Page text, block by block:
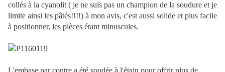
collés à la cyanolit ( je ne suis pas un champion de la soudure et je
limite ainsi les pâtés!!!!) à mon avis, c'est aussi solide et plus facile
à positionner, les pièces étant minuscules.